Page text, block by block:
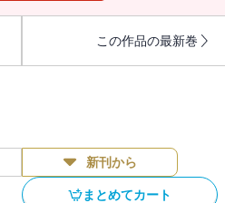
この作品の最新巻
新刊から
まとめてカート